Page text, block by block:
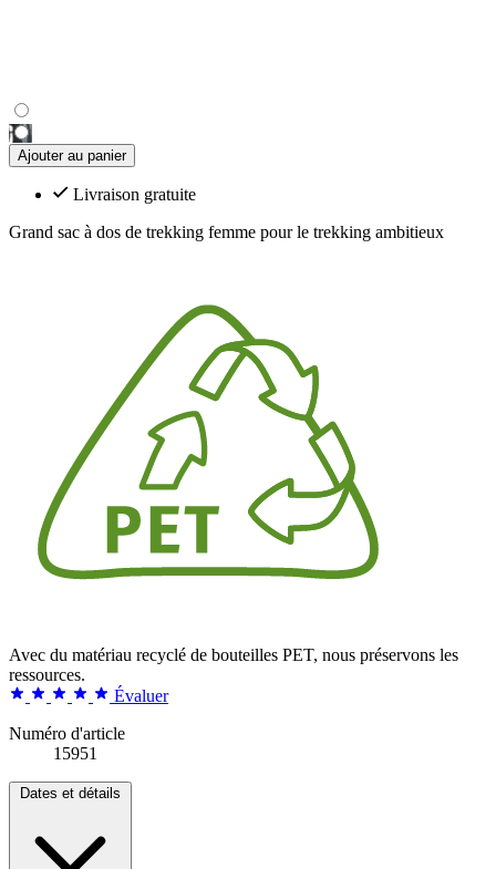
Ajouter au panier
Livraison gratuite
Grand sac à dos de trekking femme pour le trekking ambitieux
Avec du matériau recyclé de bouteilles PET, nous préservons les
ressources.
Évaluer
Numéro d'article
15951
Dates et détails